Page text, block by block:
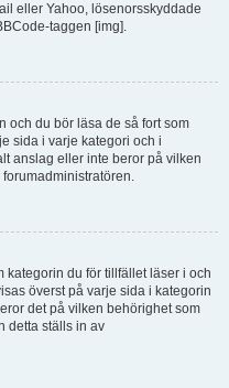
eller Yahoo, lösenorsskyddade
taggen [img].
och du bör läsa de så fort som
sida i varje kategori och i
anslag eller inte beror på vilken
du för tillfället läser i och
överst på varje sida i kategorin
det på vilken behörighet som
detta ställs in av